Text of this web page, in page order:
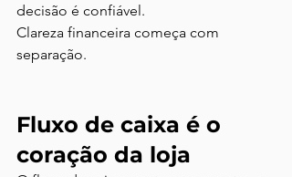
decisão é confiável.
Clareza financeira começa com
separação.
Fluxo de caixa é o
coração da loja